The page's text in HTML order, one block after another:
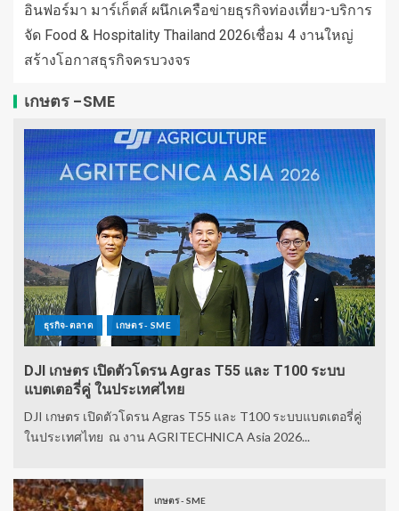
อินฟอร์มา มาร์เก็ตส์ ผนึกเครือข่ายธุรกิจท่องเที่ยว-บริการ
จัด Food & Hospitality Thailand 2026เชื่อม 4 งานใหญ่
สร้างโอกาสธุรกิจครบวงจร
เกษตร -SME
ธุรกิจ-ตลาด เกษตร - SME
DJI เกษตร เปิดตัวโดรน Agras T55 และ T100 ระบบ
แบตเตอรี่คู่ ในประเทศไทย
DJI เกษตร เปิดตัวโดรน Agras T55 และ T100 ระบบแบตเตอรี่คู่
ในประเทศไทย ณ งาน AGRITECHNICA Asia 2026...
เกษตร - SME